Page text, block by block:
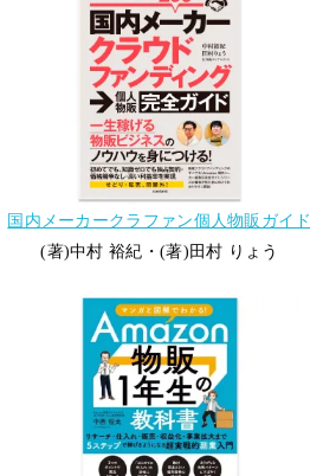
国内メーカークラファン個人物販ガイド
(著)中村 裕紀・(著)田村 りょう